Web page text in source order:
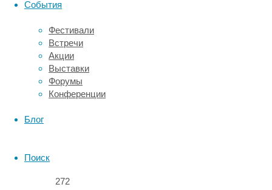
События
Фестивали
Встречи
Акции
Выставки
Форумы
Конференции
Блог
Поиск
завершались
Что
показало
исследование
272